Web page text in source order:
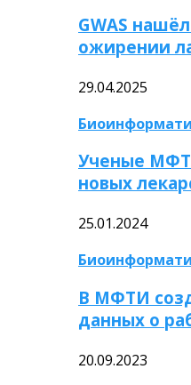
GWAS
ожирении
29.04.2025
Ученые
новых
25.01.2024
В МФТИ
данных о
20.09.2023